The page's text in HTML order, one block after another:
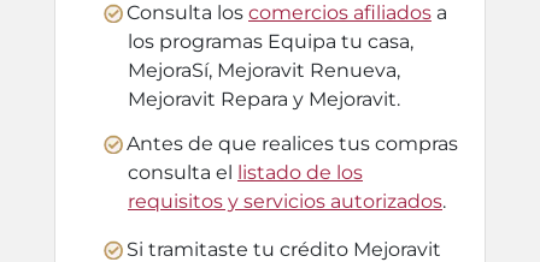
Consulta los comercios afiliados a
los programas Equipa tu casa,
MejoraSí, Mejoravit Renueva,
Mejoravit Repara y Mejoravit.
Antes de que realices tus compras
consulta el listado de los
requisitos y servicios autorizados.
Si tramitaste tu crédito Mejoravit